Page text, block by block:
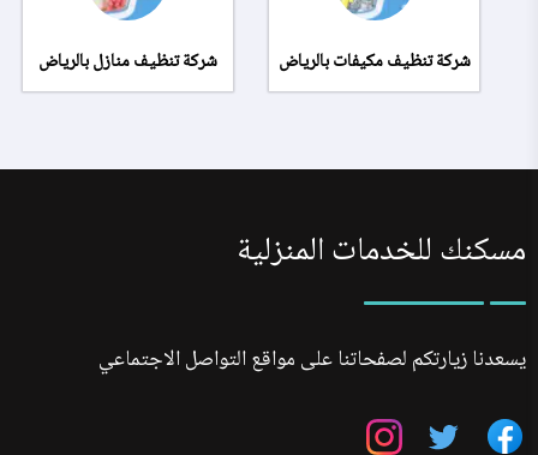
شركة تنظيف مكيفات بالرياض شركة تنظيف منازل بالرياض
مسكنك للخدمات المنزلية
يسعدنا زيارتكم لصفحاتنا على مواقع التواصل الاجتماعي
تابعنا
تابعنا